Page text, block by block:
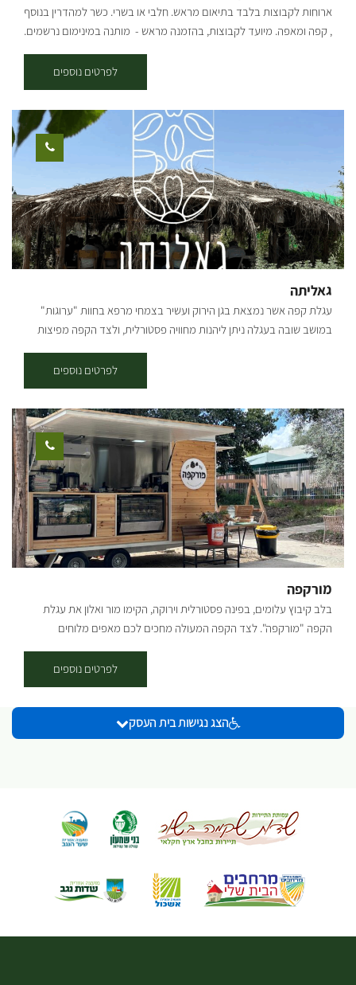
ids="31947,31949,31951,31953,31955,31957,31959,31961"]
ארוחות לקבוצות בלבד בתיאום מראש. חלבי או בשרי. כשר למהדרין בנוסף
, קפה ומאפה. מיועד לקבוצות, בהזמנה מראש - מותנה במינימום נרשמים.
לפרטים נוספים
גאליתה
עגלת קפה אשר נמצאת בגן הירוק ועשיר בצמחי מרפא בחוות "ערוגות"
במושב שובה בעגלה ניתן ליהנות מחוויה פסטורלית, ולצד הקפה מפיצות
לפרטים נוספים
מורקפה
בלב קיבוץ עלומים, בפינה פסטורלית וירוקה, הקימו מור ואלון את עגלת
הקפה "מורקפה". לצד הקפה המעולה מחכים לכם מאפים מלוחים
לעוד ביס. הכול תוצרת בית, הכול בידיים של מור. חצר הראשונים, קיבוץ
עלומים. העגלה פתוחה בימי חמישי ושישי בשעות 8:30-13:30 ניתן לתאם
מראש ארוחות לקבוצות, אירועים פרטיים, איסוף של מגשי אירוח ואפילו
סדנאות. [gallery columns="5"
ids="29859,29857,29851,29863,29861,28733,28737,28747,28749,28
לפרטים נוספים
הצג נגישות בית העסק